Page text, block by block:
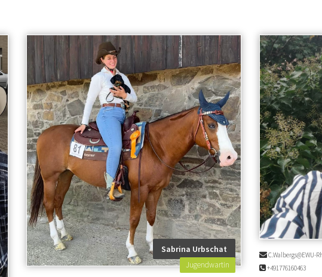
Sabrina Urbschat
Jugendwartin
C.Walbergs@EWU-
+491776160463